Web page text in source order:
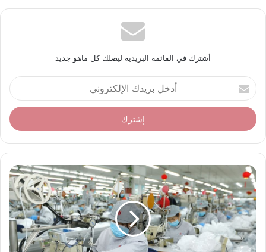
أشترك في القائمة البريدية ليصلك كل ماهو جديد
أ
د
خ
ل
ر
د
ك
ا
ل
إ
ل
ك